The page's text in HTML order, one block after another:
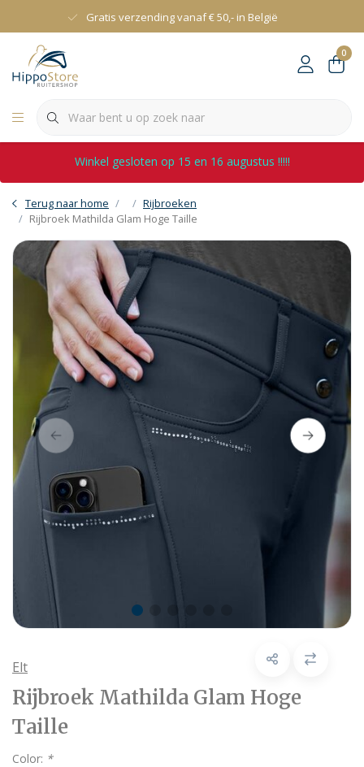
Gratis verzending vanaf € 50,- in België
0
Winkel gesloten op 15 en 16 augustus !!!!!
Terug naar home
Rijbroeken
Rijbroek Mathilda Glam Hoge Taille
Elt
Rijbroek Mathilda Glam Hoge
Taille
Color: *